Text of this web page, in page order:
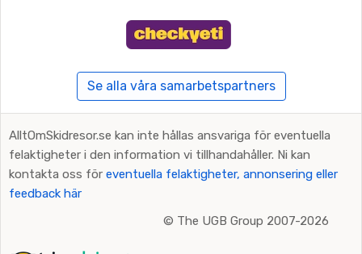
Se alla våra samarbetspartners
AlltOmSkidresor.se kan inte hållas ansvariga för eventuella
felaktigheter i den information vi tillhandahåller. Ni kan
kontakta oss för eventuella felaktigheter, annonsering eller
feedback här
© The UGB Group 2007-2026